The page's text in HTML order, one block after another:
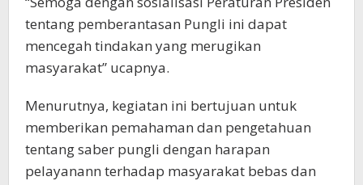
tentang pemberantasan Pungli ini dapat
mencegah tindakan yang merugikan
masyarakat” ucapnya.
Menurutnya, kegiatan ini bertujuan untuk
memberikan pemahaman dan pengetahuan
tentang saber pungli dengan harapan
pelayanann terhadap masyarakat bebas dan